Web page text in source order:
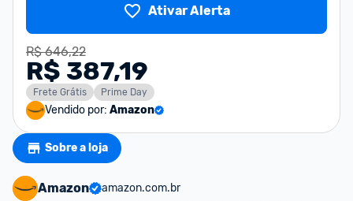
Ativar Alerta
R$ 646,22
R$ 387,19
Frete Grátis Prime Day
Vendido por: Amazon
Sobre a loja
Amazon
amazon.com.br